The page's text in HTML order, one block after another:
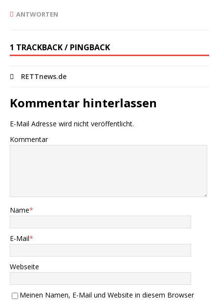
ANTWORTEN
1 TRACKBACK / PINGBACK
RETTnews.de
Kommentar hinterlassen
E-Mail Adresse wird nicht veröffentlicht.
Kommentar
Name*
E-Mail*
Webseite
Meinen Namen, E-Mail und Website in diesem Browser